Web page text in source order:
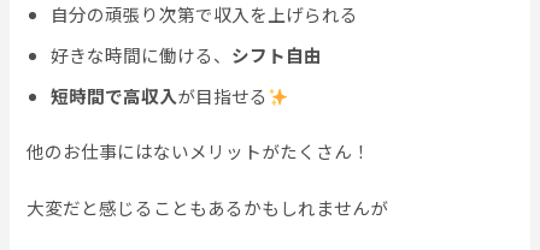
自分の頑張り次第で収入を上げられる
好きな時間に働ける、 シフト自由
短時間で高収入が目指せる
他のお仕事にはないメリットがたくさん！
大変だと感じることもあるかもしれませんが